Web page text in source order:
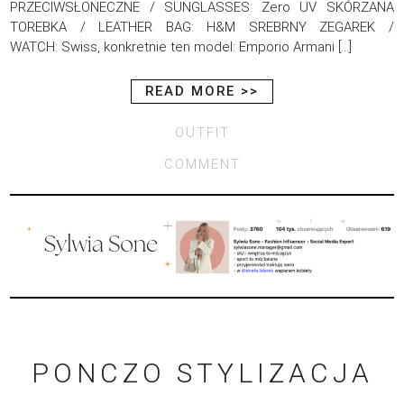
PRZECIWSŁONECZNE / SUNGLASSES: Zero UV SKÓRZANA
TOREBKA / LEATHER BAG: H&M SREBRNY ZEGAREK /
WATCH: Swiss, konkretnie ten model: Emporio Armani […]
READ MORE >>
OUTFIT
COMMENT
PONCZO STYLIZACJA